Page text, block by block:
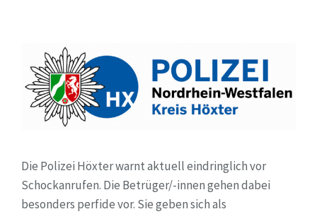
Die Polizei Höxter warnt aktuell eindringlich vor
Schockanrufen. Die Betrüger/-innen gehen dabei
besonders perfide vor. Sie geben sich als